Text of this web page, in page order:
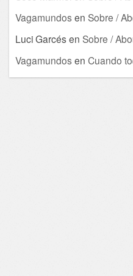
Vagamundos en Sobre /
Luci Garcés en Sobre /
Vagamundos en Cuando